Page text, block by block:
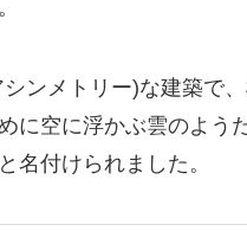
ンメトリー)な建築で
に空に浮かぶ雲のよう
名付けられました。